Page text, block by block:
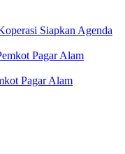
Siapkan Agenda
Pagar Alam